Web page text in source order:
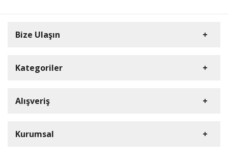
Bize Ulaşın
0(352) 231 92 94
Kategoriler
Rulopak
Ermop
Alışveriş
Kurumsal